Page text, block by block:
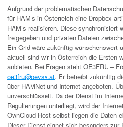
Aufgrund der problematischen
für HAM’s in Österreich eine Dropbox-
HAM’s realisieren. Diese synchronisiert
freigegeben und privaten Dateien
Ein Grid wäre zukünftig wünschenswert
aktuell sind wir in Österreich die Ersten
anbieten. Bei Fragen steht OE3FRU –
oe3fru@oevsv.at. Er betreibt zukünftig
über HAMNet und Internet angeboten.
unverschlüsselt. Da der Dienst im
Regulierungen unterliegt, wird der
OwnCloud Host selbst liegen die Daten
Dieser Dienst eignet sich besonders zur